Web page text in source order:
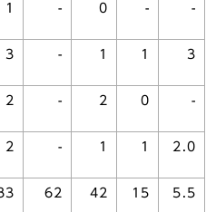
1 - 0 - -
3 - 1 1 3
2 - 2 0 -
2 - 1 1 2.0
62 42 15 5.5